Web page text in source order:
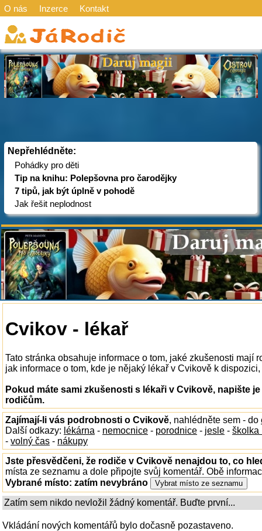
O nás Inzerce Kontakt
Nepřehlédněte:
Pohádky pro děti
Tip na knihu: Polepšovna pro čarodějky
7 tipů, jak být úplně v pohodě
Jak řešit neplodnost
Cvikov - lékař
Tato stránka obsahuje informace o tom, jaké zkušenosti mají
jak informace o tom, kde je nějaký lékař v Cvikově k
Pokud máte sami zkušenosti s lékaři v Cvikově, napište
rodičům.
Zajímají-li vás podrobnosti o Cvikově, nahlédněte sem - do
Další odkazy: lékárna - nemocnice - porodnice - jesle - školka
- volný čas - nákupy
Jste přesvědčeni, že rodiče v Cvikově nenajdou to, co
místa ze seznamu a dole připojte svůj komentář. Obě
Vybrané místo: zatím nevybráno
Zatím sem nikdo nevložil žádný komentář. Buďte první...
Vkládání nových komentářů bylo dočasně pozastaveno.